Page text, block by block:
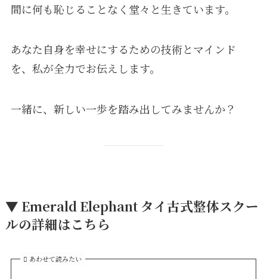
間に何も恥じることなく堂々と生きています。
あなた自身を幸せにするための技術とマインド
を、私が全力でお伝えします。
一緒に、新しい一歩を踏み出してみませんか？
▼ Emerald Elephant タイ古式整体スクー
ルの詳細はこちら
あわせて読みたい